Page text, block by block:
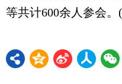
等共计600余人参会。